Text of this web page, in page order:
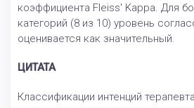
коэффициента Fleiss' Kappa. Для
категорий (8 из 10) уровень
оценивается как значительный.
ЦИТАТА
Классификации интенций